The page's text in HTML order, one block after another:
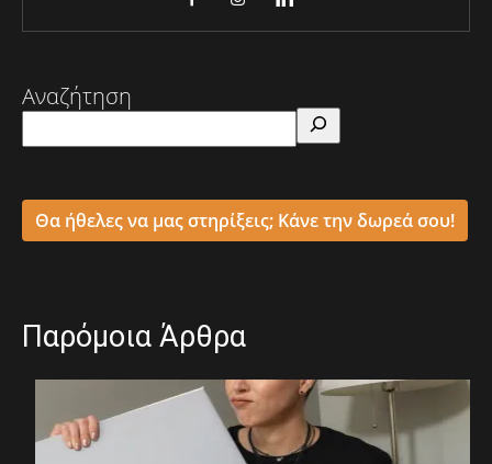
Αναζήτηση
Θα ήθελες να μας στηρίξεις; Κάνε την δωρεά σου!
Παρόμοια Άρθρα